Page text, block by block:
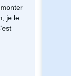
je le